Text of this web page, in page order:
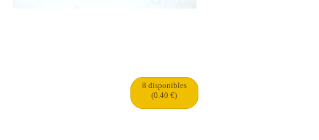
8 disponibles
(0.40 €)